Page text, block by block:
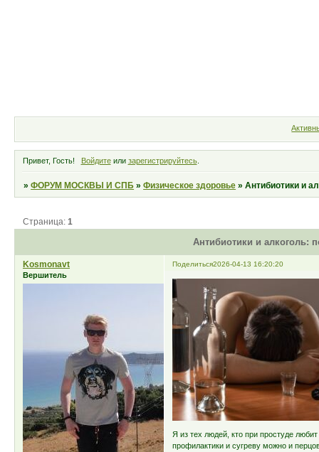
Привет, Гость! Войдитеили зарегистрируйтесь.
»ФОРУМ МОСКВЫ И СПБ »Физическое здоровье »Антибиотики и
Антибиотики и алкоголь:
Страница:1
Поделиться2026-04-13 16:20:20
Kosmonavt
Вершитель
Я из тех людей, кто при простуде
профилактики и сугреву можно и